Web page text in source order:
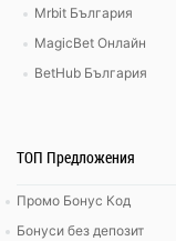
Mrbit България
MagicBet Онлайн
BetHub България
ТОП Предложения
Промо Бонус Код
Бонуси без депозит